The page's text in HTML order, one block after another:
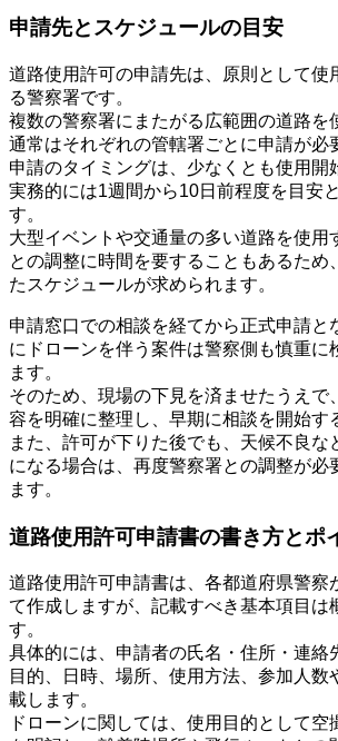
申請先とスケジュールの目安
道路使用許可の申請先は、原則として使
る警察署です。
複数の警察署にまたがる広範囲の道路を
通常はそれぞれの管轄署ごとに申請が必
申請のタイミングは、少なくとも使用開
実務的には1週間から10日前程度を目安
す。
大型イベントや交通量の多い道路を使用
との調整に時間を要することもあるため
たスケジュールが求められます。
申請窓口での相談を経てから正式申請と
にドローンを伴う案件は警察側も慎重に
ます。
そのため、現場の下見を済ませたうえで
容を明確に整理し、早期に相談を開始す
また、許可が下りた後でも、天候不良な
になる場合は、再度警察署との調整が必
ます。
道路使用許可申請書の書き方とポ
道路使用許可申請書は、各都道府県警察
て作成しますが、記載すべき基本項目は
す。
具体的には、申請者の氏名・住所・連絡
目的、日時、場所、使用方法、参加人数
載します。
ドローンに関しては、使用目的として空